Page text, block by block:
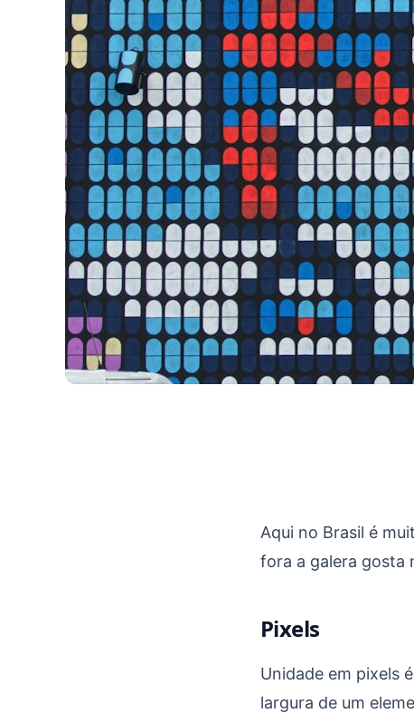
Qual unidade utilizar
Aqui no Brasil é
fora a galera gosta
Pixels
Unidade em pixels
largura de um